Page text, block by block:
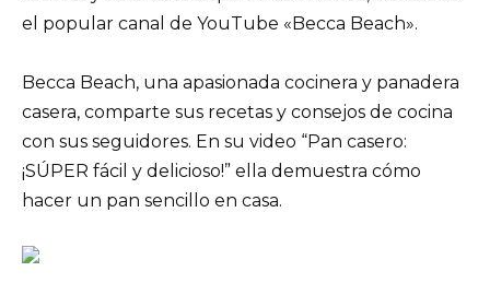
el popular canal de YouTube «Becca Beach».
Becca Beach, una apasionada cocinera y panadera
casera, comparte sus recetas y consejos de cocina
con sus seguidores. En su video “Pan casero:
¡SÚPER fácil y delicioso!” ella demuestra cómo
hacer un pan sencillo en casa.